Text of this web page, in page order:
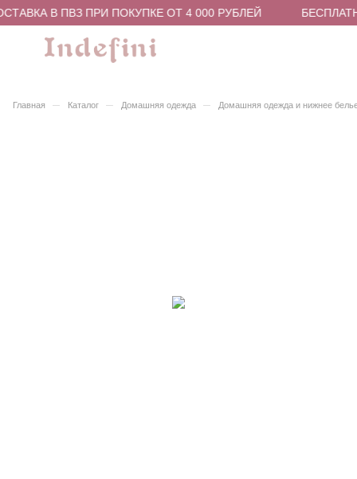
В ПВЗ ПРИ ПОКУПКЕ ОТ 4 000 РУБЛЕЙ
Главная – Каталог – Домашняя одежда – Домашняя одежда и нижнее